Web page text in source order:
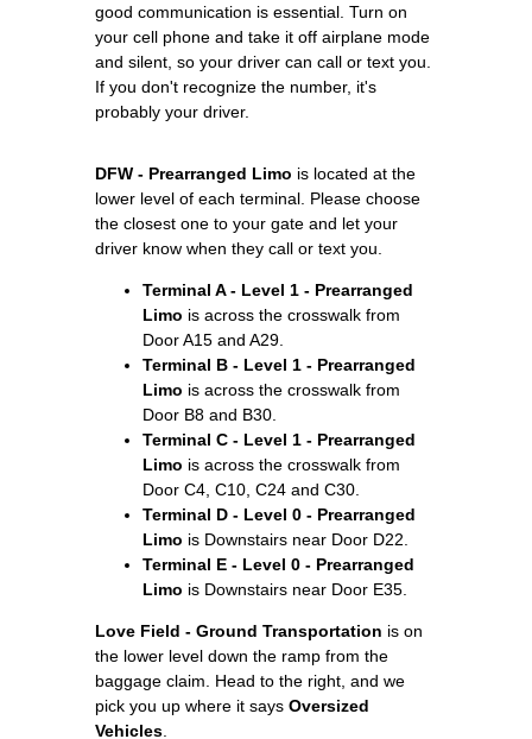
good communication is essential. Turn on
your cell phone and take it off airplane mode
and silent, so your driver can call or text you.
If you don't recognize the number, it's
probably your driver.
DFW - Prearranged Limo is located at the
lower level of each terminal. Please choose
the closest one to your gate and let your
driver know when they call or text you.
Terminal A - Level 1 - Prearranged
Limo is across the crosswalk from
Door A15 and A29.
Terminal B - Level 1 - Prearranged
Limo is across the crosswalk from
Door B8 and B30.
Terminal C - Level 1 - Prearranged
Limo is across the crosswalk from
Door C4, C10, C24 and C30.
Terminal D - Level 0 - Prearranged
Limo is Downstairs near Door D22.
Terminal E - Level 0 - Prearranged
Limo is Downstairs near Door E35.
Love Field - Ground Transportation is on
the lower level down the ramp from the
baggage claim. Head to the right, and we
pick you up where it says Oversized
Vehicles